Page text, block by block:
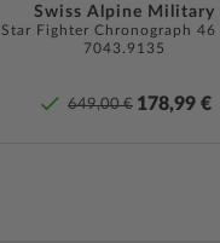
finden
Swiss Alpine Military
Star Fighter Chronograph 46
7043.9135
649,00 € 178,99 €